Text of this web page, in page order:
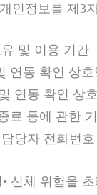
인정보를 제3
및 이용 기간
연동 확인 상
연동 확인 상
료 등에 관한
당자 전화번
신체 위험을